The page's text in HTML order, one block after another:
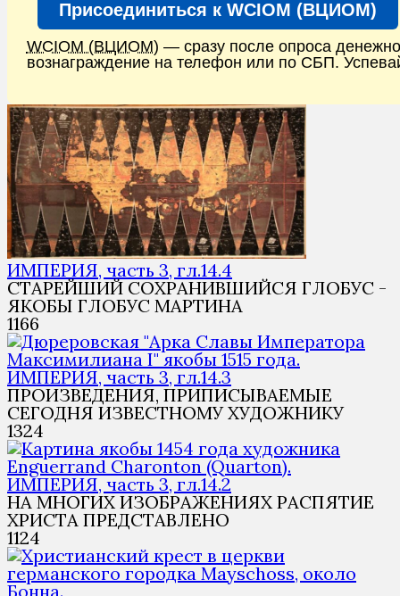
Присоединиться к WCIOM (ВЦИОМ)
WCIOM (ВЦИОМ) — сразу после опроса
вознаграждение на телефон или по СБП.
ИМПЕРИЯ, часть 3, гл.14.4
СТАРЕЙШИЙ СОХРАНИВШИЙСЯ ГЛОБУС -
ЯКОБЫ ГЛОБУС МАРТИНА
1166
ИМПЕРИЯ, часть 3, гл.14.3
ПРОИЗВЕДЕНИЯ, ПРИПИСЫВАЕМЫЕ
СЕГОДНЯ ИЗВЕСТНОМУ ХУДОЖНИКУ
1324
ИМПЕРИЯ, часть 3, гл.14.2
НА МНОГИХ ИЗОБРАЖЕНИЯХ РАСПЯТИЕ
ХРИСТА ПРЕДСТАВЛЕНО
1124